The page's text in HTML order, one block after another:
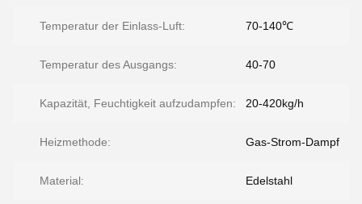
Temperatur der Einlass-Luft: 70-140℃
Temperatur des Ausgangs: 40-70
Kapazität, Feuchtigkeit aufzudampfen: 20-420kg/h
Heizmethode: Gas-Strom-Dampf
Material: Edelstahl